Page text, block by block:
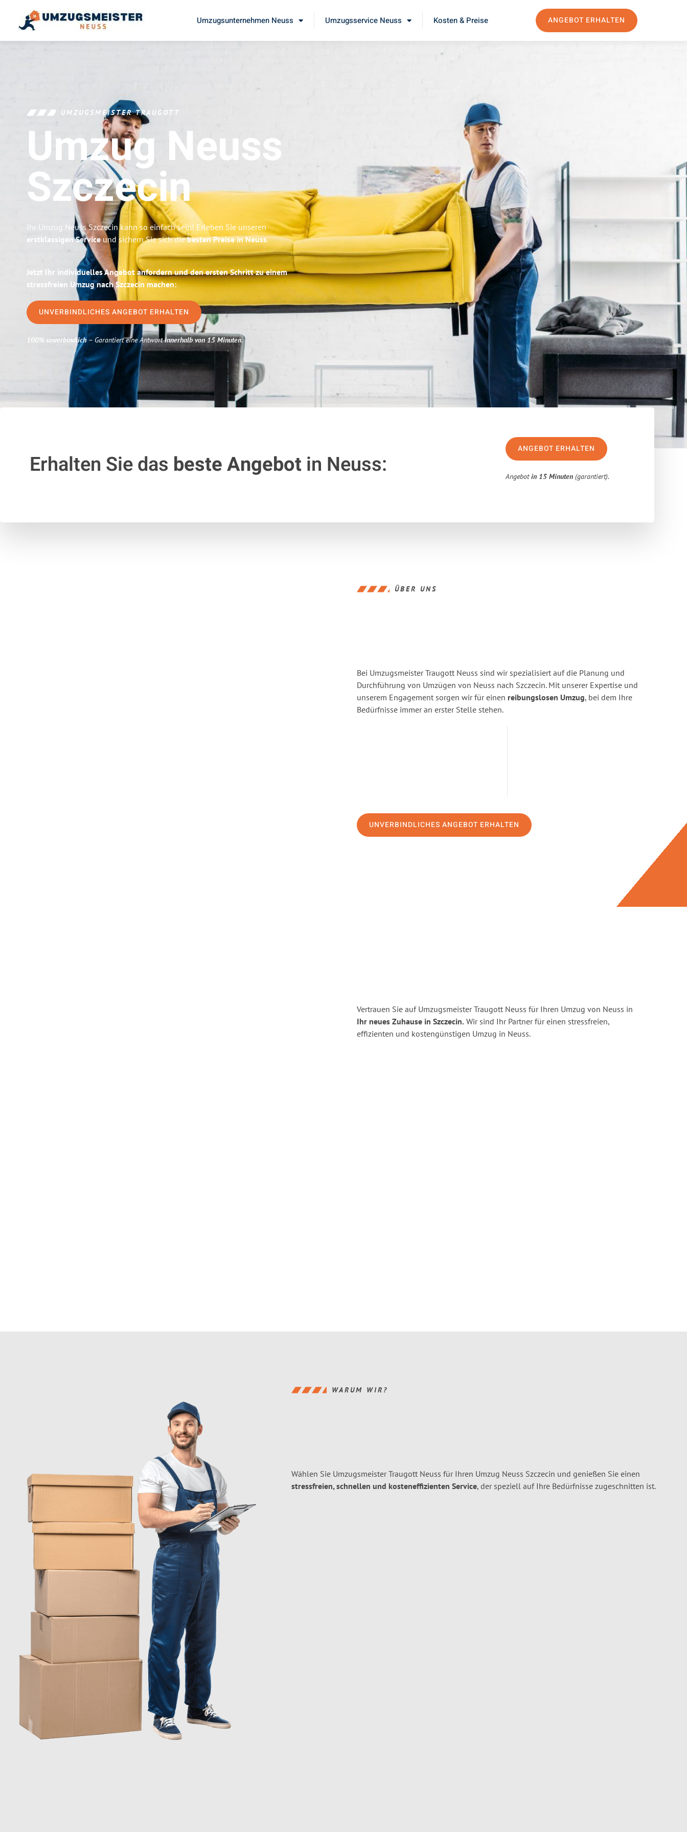
Umzugsunternehmen Neuss Umzugsservice Neuss Kosten & Preise ANGEBOT ERHALTEN
UMZUGSMEISTER TRAUGOTT
Umzug Neuss
Szczecin
Ihr Umzug Neuss Szczecin kann so einfach sein! Erleben Sie unseren
erstklassigen Service und sichern Sie sich diebesten Preise in Neuss.
Jetzt Ihr individuelles Angebot anfordern und den ersten Schritt zu einem
stressfreien Umzug nach Szczecin machen:
UNVERBINDLICHES ANGEBOT ERHALTEN
100% unverbindlich– Garantiert eine Antwortinnerhalb von 15 Minuten.
Erhalten Sie das beste Angebotin Neuss:
ANGEBOT ERHALTEN
Angebotin 15 Minuten (garantiert).
ÜBER UNS
Bei Umzugsmeister Traugott Neuss sind wir spezialisiert auf die Planung und
Durchführung von Umzügen von Neuss nach Szczecin. Mit unserer Expertise und
unserem Engagement sorgen wir für einen reibungslosen Umzug, bei dem Ihre
Bedürfnisse immer an erster Stelle stehen.
UNVERBINDLICHES ANGEBOT ERHALTEN
Vertrauen Sie auf Umzugsmeister Traugott Neuss für Ihren Umzug von Neuss in
Ihr neues Zuhause in Szczecin. Wir sind Ihr Partner für einen stressfreien,
effizienten und kostengünstigen Umzug in Neuss.
WARUM WIR?
Wählen Sie Umzugsmeister Traugott Neuss für Ihren Umzug Neuss Szczecin und genießen Sie einen
stressfreien, schnellen und kosteneffizienten Service, der speziell auf Ihre Bedürfnisse zugeschnitten ist.